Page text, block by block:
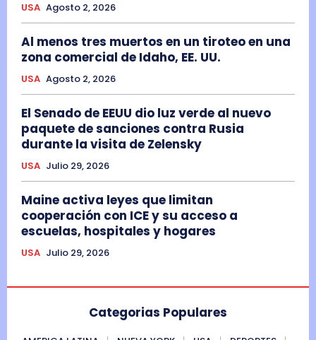
USA Agosto 2, 2026
Al menos tres muertos en un tiroteo en una
zona comercial de Idaho, EE. UU.
USA Agosto 2, 2026
El Senado de EEUU dio luz verde al nuevo
paquete de sanciones contra Rusia
durante la visita de Zelensky
USA Julio 29, 2026
Maine activa leyes que limitan
cooperación con ICE y su acceso a
escuelas, hospitales y hogares
USA Julio 29, 2026
Categorias Populares